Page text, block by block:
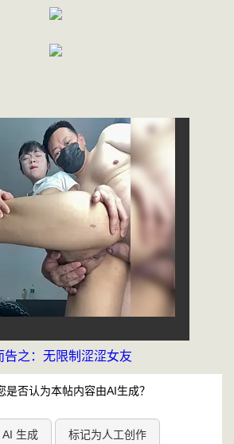
告之：无限制涩涩女友
是否认为本帖内容由AI生成？
生成 标记为人工创作